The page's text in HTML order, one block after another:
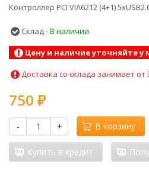
Контроллер PCI VIA6212 (4+1)
Склад -В наличии
Цену и наличие уточняйте
Доставка со склада занимает
750 ₽
- + В корзину
Купить в кредит